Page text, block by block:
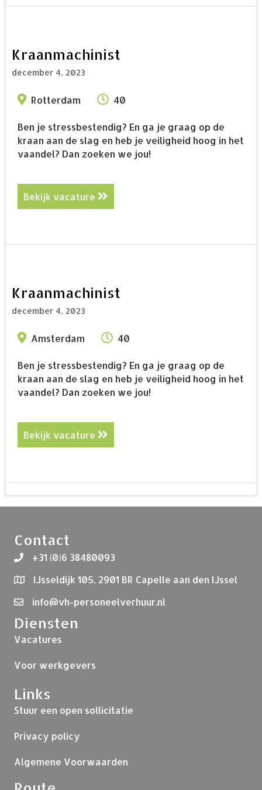
Kraanmachinist
december 4, 2023
Rotterdam 40
Ben je stressbestendig? En ga je graag op de
kraan aan de slag en heb je veiligheid hoog in het
vaandel? Dan zoeken we jou!
Bekijk vacature
Kraanmachinist
december 4, 2023
Amsterdam 40
Ben je stressbestendig? En ga je graag op de
kraan aan de slag en heb je veiligheid hoog in het
vaandel? Dan zoeken we jou!
Bekijk vacature
Contact
+31 (0)6 38480093
IJsseldijk 105, 2901 BR Capelle aan den IJssel
info@vh-personeelverhuur.nl
Diensten
Vacatures
Voor werkgevers
Links
Stuur een open sollicitatie
Privacy policy
Algemene Voorwaarden